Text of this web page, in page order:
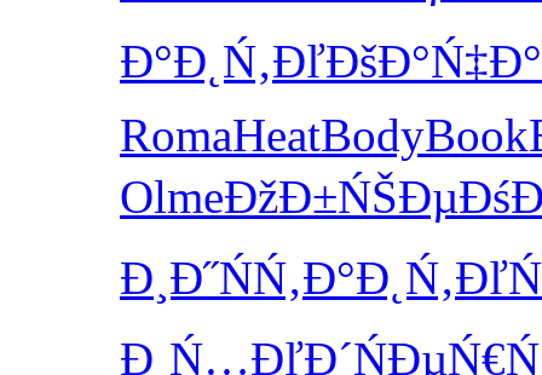
Đ°Đ˛Ń‚ĐľĐšĐ°Ń‡Đ°
RomaHeatBodyBook
OlmeĐžĐ±ŃŠĐµ
Đ¸Đ˝ŃŃ‚Đ°Đ˛Ń‚Đľ
Đ˛Ń…ĐľĐ´